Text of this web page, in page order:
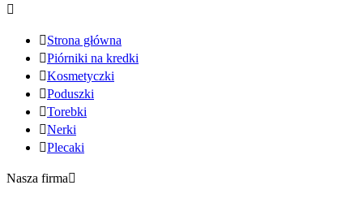

Strona główna
Piórniki na kredki
Kosmetyczki
Poduszki
Torebki
Nerki
Plecaki
Nasza firma